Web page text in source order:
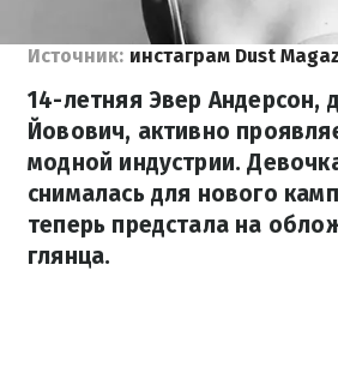
Источник: инстаграм Dust
14-летняя Эвер Андерсон,
Йовович, активно
модной индустрии.
снималась для нового
теперь предстала на
глянца.